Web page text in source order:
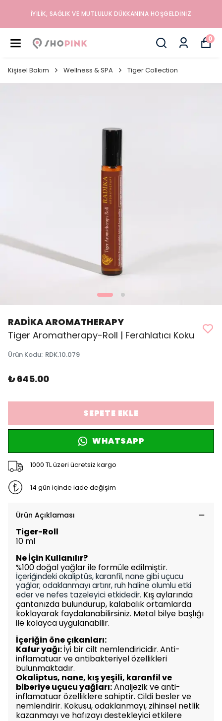
İYILIK, SAĞLIK VE MUTLULUK DÜKKANINA HOŞGELDINIZ
0
Kişisel Bakım Wellness & SPA Tiger Collection
RADİKA AROMATHERAPY
Tiger Aromatherapy-Roll | Ferahlatıcı Koku
Ürün Kodu: RDK.10.079
₺ 645.00
SEPETE EKLE
WHATSAPP
1000 TL üzeri ücretsiz kargo
14 gün içinde iade değişim
Ürün Açıklaması
Tiger-Roll
10 ml
Ne İçin Kullanılır?
%100 doğal yağlar ile formüle edilmiştir.
İçeriğindeki okaliptüs, karanfil, nane gibi uçucu
yağlar; odaklanmayı artırır, ruh haline olumlu etki
eder ve nefes tazeleyici etkidedir. Kış aylarında
çantanızda bulundurup, kalabalık ortamlarda
koklayarak faydalanabilirsiniz. Metal bilye başlığı
ile kolayca uygulanabilir.
İçeriğin öne çıkanları:
Kafur yağı:İyi bir cilt nemlendiricidir.Anti-
inflamatuar ve antibakteriyel özellikleri
bulunmaktadır.
Okaliptus, nane, kış yeşili, karanfil ve
biberiye uçucu yağları:Analjezik ve anti-
inflamatuar özelliklere sahiptir. Cildi besler ve
nemlendirir. Kokusu, odaklanmayı, zihinsel netlik
kazanmayı ve hafızayı destekleyici etkilere